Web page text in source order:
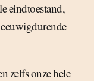
eindtoestand,
zelfs onze hele